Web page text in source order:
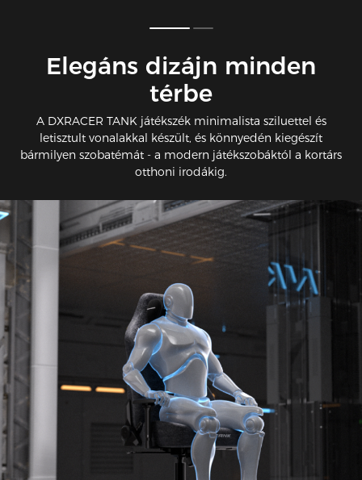
Elegáns dizájn minden
térbe
A DXRACER TANK játékszék minimalista sziluettel és
letisztult vonalakkal készült, és könnyedén kiegészít
bármilyen szobatémát - a modern játékszobáktól a kortárs
otthoni irodákig.